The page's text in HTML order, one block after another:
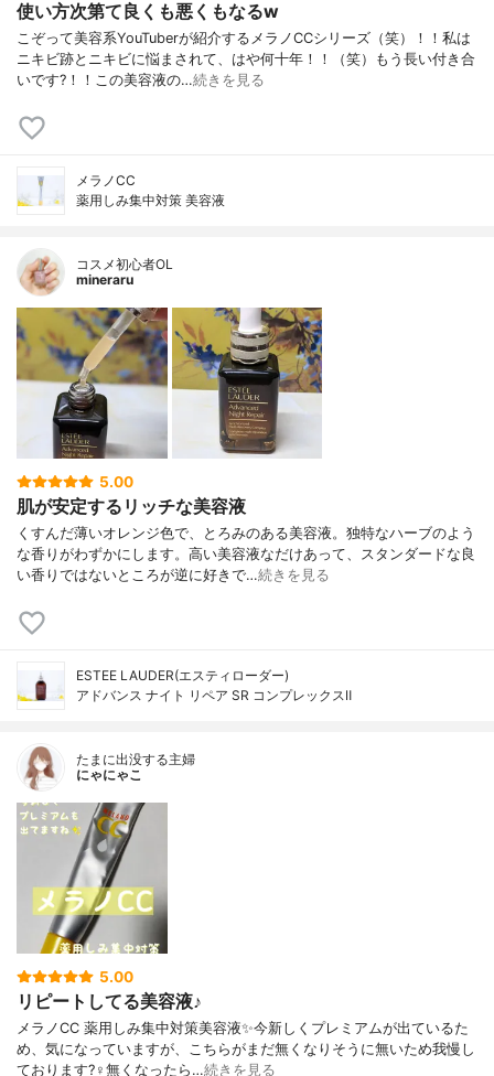
使い方次第て良くも悪くもなるw
こぞって美容系YouTuberが紹介するメラノCCシリーズ（笑）！！私は
ニキビ跡とニキビに悩まされて、はや何十年！！（笑）もう長い付き合
いです?！！この美容液の…続きを見る
メラノCC
薬用しみ集中対策 美容液
コスメ初心者OL
mineraru
5.00
肌が安定するリッチな美容液
くすんだ薄いオレンジ色で、とろみのある美容液。独特なハーブのよう
な香りがわずかにします。高い美容液なだけあって、スタンダードな良
い香りではないところが逆に好きで…続きを見る
ESTEE LAUDER(エスティローダー)
アドバンス ナイト リペア SR コンプレックスⅡ
たまに出没する主婦
にゃにゃこ
5.00
リピートしてる美容液♪
メラノCC 薬用しみ集中対策美容液✨今新しくプレミアムが出ているた
め、気になっていますが、こちらがまだ無くなりそうに無いため我慢し
ております?‍♀️無くなったら…続きを見る